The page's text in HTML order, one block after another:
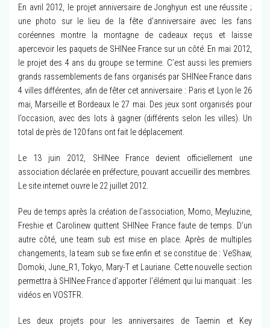
En avril 2012, le projet anniversaire de Jonghyun est une réussite ;
une photo sur le lieu de la fête d’anniversaire avec les fans
coréennes montre la montagne de cadeaux reçus et laisse
apercevoir les paquets de SHINee France sur un côté. En mai 2012,
le projet des 4 ans du groupe se termine. C’est aussi les premiers
grands rassemblements de fans organisés par SHINee France dans
4 villes différentes, afin de fêter cet anniversaire : Paris et Lyon le 26
mai, Marseille et Bordeaux le 27 mai. Des jeux sont organisés pour
l’occasion, avec des lots à gagner (différents selon les villes). Un
total de près de 120 fans ont fait le déplacement.
Le 13 juin 2012, SHINee France devient officiellement une
association déclarée en préfecture, pouvant accueillir des membres.
Le site internet ouvre le 22 juillet 2012.
Peu de temps après la création de l’association, Momo, Meyluzine,
Freshie et Carolinew quittent SHINee France faute de temps. D’un
autre côté, une team sub est mise en place. Après de multiples
changements, la team sub se fixe enfin et se constitue de : VeShaw,
Domoki, June_R1, Tokyo, Mary-T et Lauriane. Cette nouvelle section
permettra à SHINee France d’apporter l’élément qui lui manquait : les
vidéos en VOSTFR.
Les deux projets pour les anniversaires de Taemin et Key